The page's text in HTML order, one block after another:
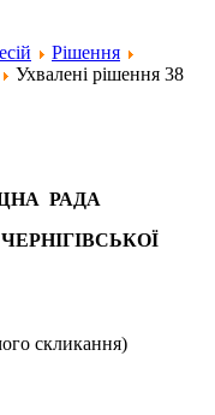
Рішення
Ухвалені рішення 38
РАДА
скликання)